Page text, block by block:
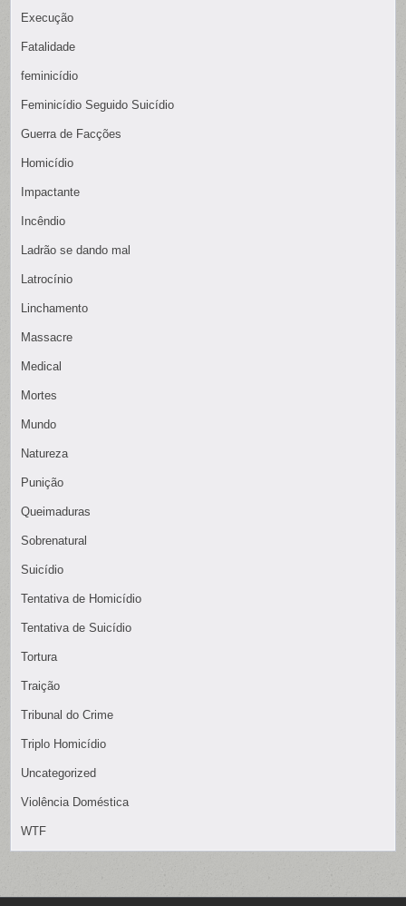
Execução
Fatalidade
feminicídio
Feminicídio Seguido Suicídio
Guerra de Facções
Homicídio
Impactante
Incêndio
Ladrão se dando mal
Latrocínio
Linchamento
Massacre
Medical
Mortes
Mundo
Natureza
Punição
Queimaduras
Sobrenatural
Suicídio
Tentativa de Homicídio
Tentativa de Suicídio
Tortura
Traição
Tribunal do Crime
Triplo Homicídio
Uncategorized
Violência Doméstica
WTF